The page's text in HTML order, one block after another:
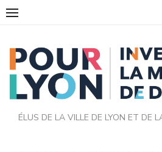
Skip
ÉLUS DE LA VILLE DE LYON ET DE